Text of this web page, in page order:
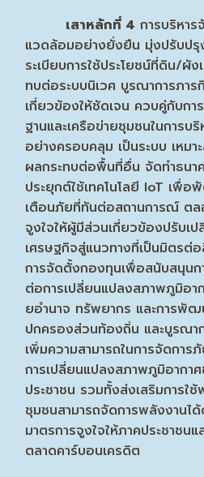
เสาหลักที่ 4 การบริหา
แวดล้อมอย่างยั่งยืน มุ่งปรับปรุ
ระเบียบการใช้ประโยชน์ที่ดิน/ผั
ทบต่อระบบนิเวศ บูรณาการภา
เกี่ยวข้องให้ชัดเจน ควบคู่กับก
ฐานและเครือข่ายชุมชนในการบ
อย่างครอบคลุม เป็นระบบ เหม
ผลกระทบต่อพื้นที่อื่น จัดทำธนา
ประยุกต์ใช้เทคโนโลยี IoT เพื่อ
เตือนภัยที่ทันต่อสถานการณ์ ตล
จูงใจให้ผู้มีส่วนเกี่ยวข้องปรับเ
เศรษฐกิจสู่แนวทางที่เป็นมิตร
การจัดตั้งกองทุนเพื่อสนับสนุน
ต่อการเปลี่ยนแปลงสภาพภูมิอา
ยอำนาจ ทรัพยากร และการพั
ปกครองส่วนท้องถิ่น และบูรณา
เพิ่มความสามารถในการจัดกา
การเปลี่ยนแปลงสภาพภูมิอากา
ประชาชน รวมทั้งส่งเสริมการใ
ชุมชนสามารถจัดการพลังงาน
มาตรการจูงใจให้ภาคประชาชน
ตลาดคาร์บอนเครดิต